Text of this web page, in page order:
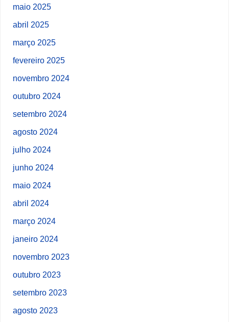
maio 2025
abril 2025
março 2025
fevereiro 2025
novembro 2024
outubro 2024
setembro 2024
agosto 2024
julho 2024
junho 2024
maio 2024
abril 2024
março 2024
janeiro 2024
novembro 2023
outubro 2023
setembro 2023
agosto 2023